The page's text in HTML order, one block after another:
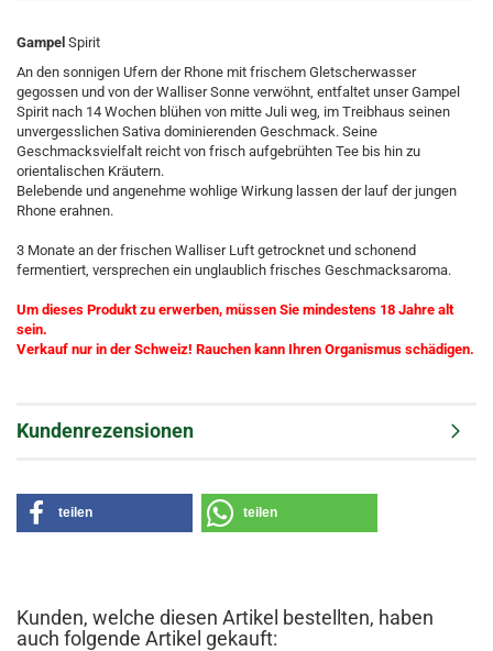
Gampel Spirit
An den sonnigen Ufern der Rhone mit frischem Gletscherwasser
gegossen und von der Walliser Sonne verwöhnt, entfaltet unser Gampel
Spirit nach 14 Wochen blühen von mitte Juli weg, im Treibhaus seinen
unvergesslichen Sativa dominierenden Geschmack. Seine
Geschmacksvielfalt reicht von frisch aufgebrühten Tee bis hin zu
orientalischen Kräutern.
Belebende und angenehme wohlige Wirkung lassen der lauf der jungen
Rhone erahnen.
3 Monate an der frischen Walliser Luft getrocknet und schonend
fermentiert, versprechen ein unglaublich frisches Geschmacksaroma.
Um dieses Produkt zu erwerben, müssen Sie mindestens 18 Jahre alt
sein.
Verkauf nur in der Schweiz! Rauchen kann Ihren Organismus schädigen.
Kundenrezensionen
teilen teilen
Kunden, welche diesen Artikel bestellten, haben
auch folgende Artikel gekauft: